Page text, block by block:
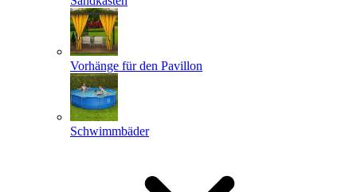
Vorhänge für den Pavillon
Schwimmbäder